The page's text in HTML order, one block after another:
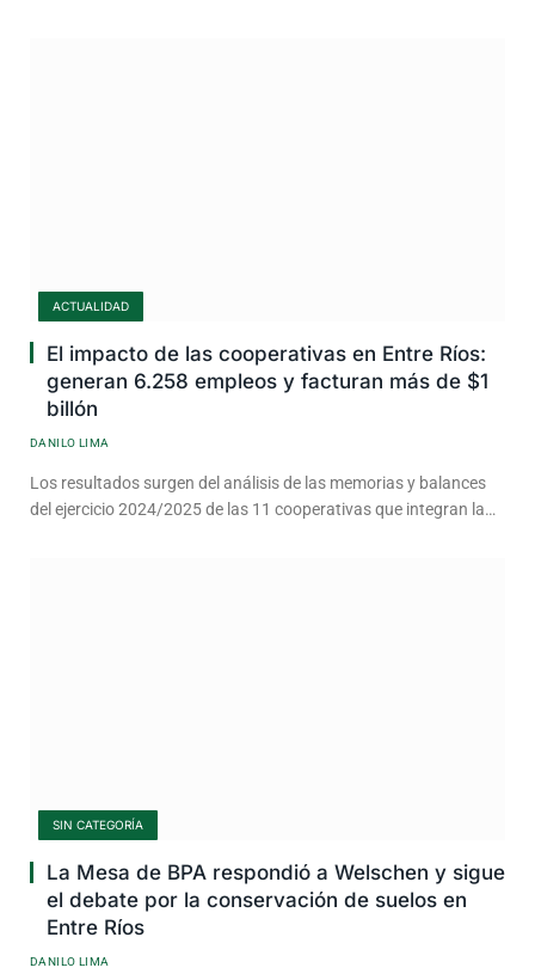
ACTUALIDAD
El impacto de las cooperativas en Entre Ríos:
generan 6.258 empleos y facturan más de $1
billón
DANILO LIMA
Los resultados surgen del análisis de las memorias y balances
del ejercicio 2024/2025 de las 11 cooperativas que integran la…
SIN CATEGORÍA
La Mesa de BPA respondió a Welschen y sigue
el debate por la conservación de suelos en
Entre Ríos
DANILO LIMA